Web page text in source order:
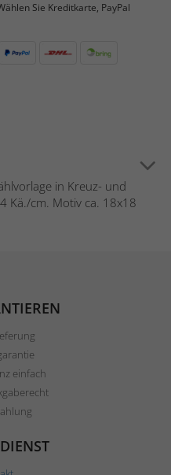
Sie Kreditkarte, PayPal
in Kreuz- und
Kä./cm. Motiv ca. 18x18
einfach